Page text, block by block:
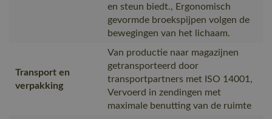
en steun biedt., Ergonomisch
gevormde broekspijpen volgen de
bewegingen van het lichaam.
Transport en
verpakking
Van productie naar magazijnen
getransporteerd door
transportpartners met ISO 14001,
Vervoerd in zendingen met
maximale benutting van de ruimte